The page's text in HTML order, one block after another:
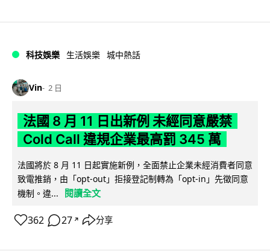
科技娛樂 生活娛樂 城中熱話
Vin 2 日
法國 8 月 11 日出新例 未經同意嚴禁
Cold Call 違規企業最高罰 345 萬
法國將於 8 月 11 日起實施新例，全面禁止企業未經消費者同意
致電推銷，由「opt-out」拒接登記制轉為「opt-in」先徵同意
機制。違...
閱讀全文
362 27 ↗ 分享